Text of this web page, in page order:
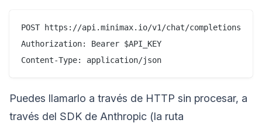
POST https://api.minimax.io/v1/chat/completions
Authorization: Bearer $API_KEY
Puedes llamarlo a través de HTTP sin procesar, a
través del SDK de Anthropic (la ruta